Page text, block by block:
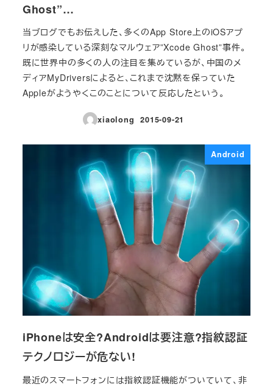
Ghost”…
当ブログでもお伝えした、多くのApp Store上のiOSアプ
リが感染している深刻なマルウェア”Xcode Ghost”事件。
既に世界中の多くの人の注目を集めているが、中国のメ
ディアMyDriversによると、これまで沈黙を保っていた
Appleがようやくこのことについて反応したという。
xiaolong
投稿日
2015-09-21
Android
iPhoneは安全?Androidは要注意?指紋認証
テクノロジーが危ない!
最近のスマートフォンには指紋認証機能がついていて、非